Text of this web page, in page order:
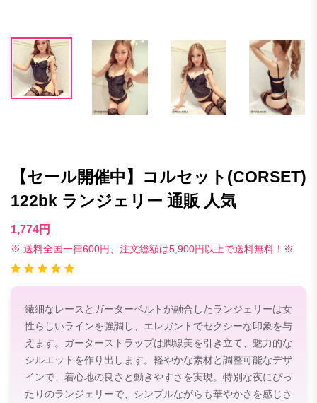
【セール開催中】コルセット(CORSET)
122bk ランジェリー 通販 人気
1,774円
※ 送料全国一律600円、注文総額は5,900円以上で送料無料！※
繊細なレースとガーターベルトが融合したランジェリーは女
性らしいラインを強調し、エレガントでセクシーな印象を与
えます。ガーターストラップは脚線美を引き立て、魅力的な
シルエットを作り出します。軽やかな素材と調整可能なデザ
インで、着心地の良さと動きやすさを実現。特別な夜にぴっ
たりのランジェリーで、シンプルながらも華やかさを感じさ